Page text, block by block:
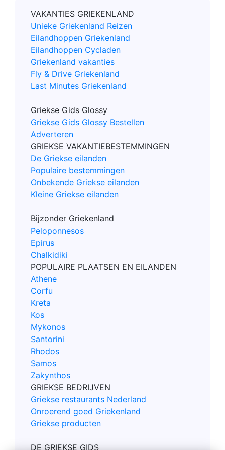
VAKANTIES GRIEKENLAND
Unieke Griekenland Reizen
Eilandhoppen Griekenland
Eilandhoppen Cycladen
Griekenland vakanties
Fly & Drive Griekenland
Last Minutes Griekenland
Griekse Gids Glossy
Griekse Gids Glossy Bestellen
Adverteren
GRIEKSE VAKANTIEBESTEMMINGEN
De Griekse eilanden
Populaire bestemmingen
Onbekende Griekse eilanden
Kleine Griekse eilanden
Bijzonder Griekenland
Peloponnesos
Epirus
Chalkidiki
POPULAIRE PLAATSEN EN EILANDEN
Athene
Corfu
Kreta
Kos
Mykonos
Santorini
Rhodos
Samos
Zakynthos
GRIEKSE BEDRIJVEN
Griekse restaurants Nederland
Onroerend goed Griekenland
Griekse producten
DE GRIEKSE GIDS